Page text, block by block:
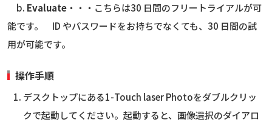
b. Evaluate ・・・こちらは30 日間のフリートライアルが可
能です。 ID やパスワードをお持ちでなくても、30 日間の試
用が可能です。
操作手順
デスクトップにある1-Touch laser Photoをダブルクリッ
クで起動してください。起動すると、画像選択のダイアロ